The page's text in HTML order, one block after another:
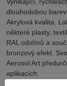
Vynikající,
dlouhodobou
Akrylová kvalita.
některé plasty,
RAL odstínů a
bronzový efekt.
Aerosol Art
aplikacích.